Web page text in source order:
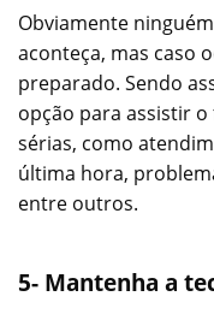
Obviamente
aconteça, mas caso
preparado. Sendo
opção para assistir
sérias, como
última hora,
entre outros.
5- Mantenha a